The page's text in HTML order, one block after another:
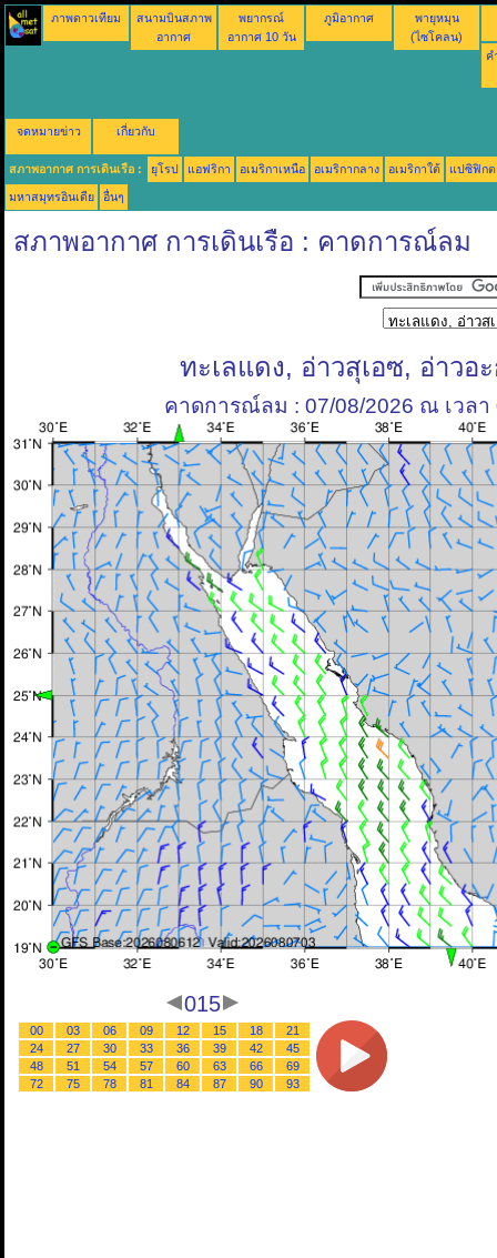
ภาพดาวเทียม
สนามบินสภาพ
อากาศ
พยากรณ์
อากาศ 10 วัน
ภูมิอากาศ
พายุหมุน
(ไซโคลน)
ค
จดหมายข่าว เกี่ยวกับ
สภาพอากาศ การเดินเรือ : ยุโรป แอฟริกา อเมริกาเหนือ อเมริกากลาง อเมริกาใต้ แปซิฟิกต
มหาสมุทรอินเดีย อื่นๆ
สภาพอากาศ การเดินเรือ : คาดการณ์ลม
ทะเลแดง, อ่าวสุเอซ, อ่าวอ
คาดการณ์ลม : 07/08/2026 ณ เวลา
015
00 03 06 09 12 15 18
21
24
27 30 33 36 39 42
45
48
51 54 57 60 63 66
69
72
75 78 81 84 87 90 93